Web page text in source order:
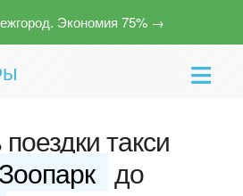
Экономия 75% →
такси
Зоопарк до